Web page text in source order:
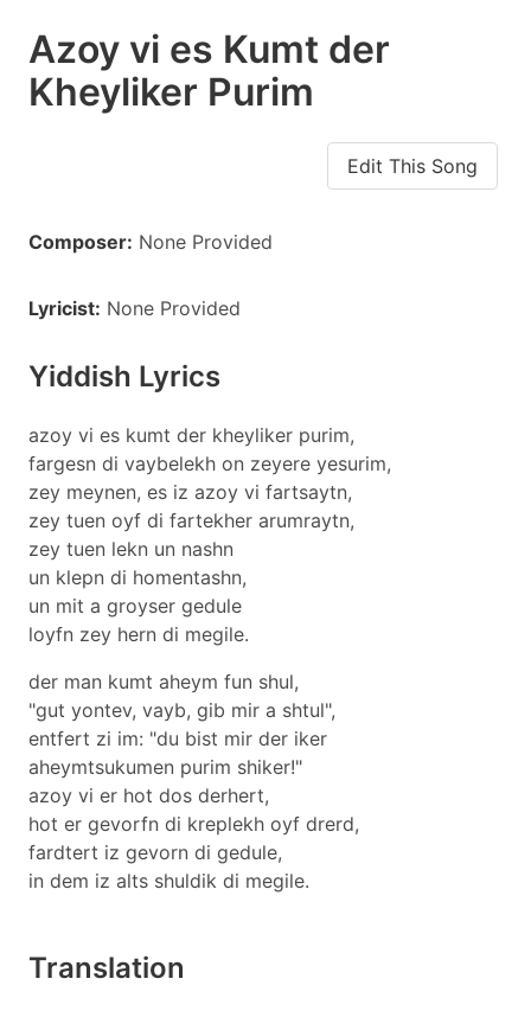
Azoy vi es Kumt der
Kheyliker Purim
Edit This Song
Composer: None Provided
Lyricist: None Provided
Yiddish Lyrics
azoy vi es kumt der kheyliker purim,
fargesn di vaybelekh on zeyere yesurim,
zey meynen, es iz azoy vi fartsaytn,
zey tuen oyf di fartekher arumraytn,
zey tuen lekn un nashn
un klepn di homentashn,
un mit a groyser gedule
loyfn zey hern di megile.
der man kumt aheym fun shul,
"gut yontev, vayb, gib mir a shtul",
entfert zi im: "du bist mir der iker
aheymtsukumen purim shiker!"
azoy vi er hot dos derhert,
hot er gevorfn di kreplekh oyf drerd,
fardtert iz gevorn di gedule,
in dem iz alts shuldik di megile.
Translation